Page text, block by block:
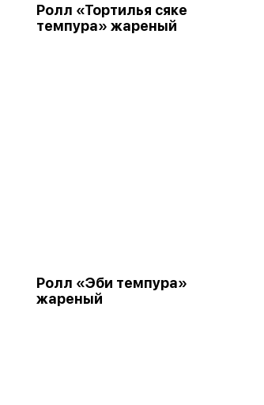
Ролл «Тортилья сяке
темпура» жареный
Ролл «Эби темпура»
жареный